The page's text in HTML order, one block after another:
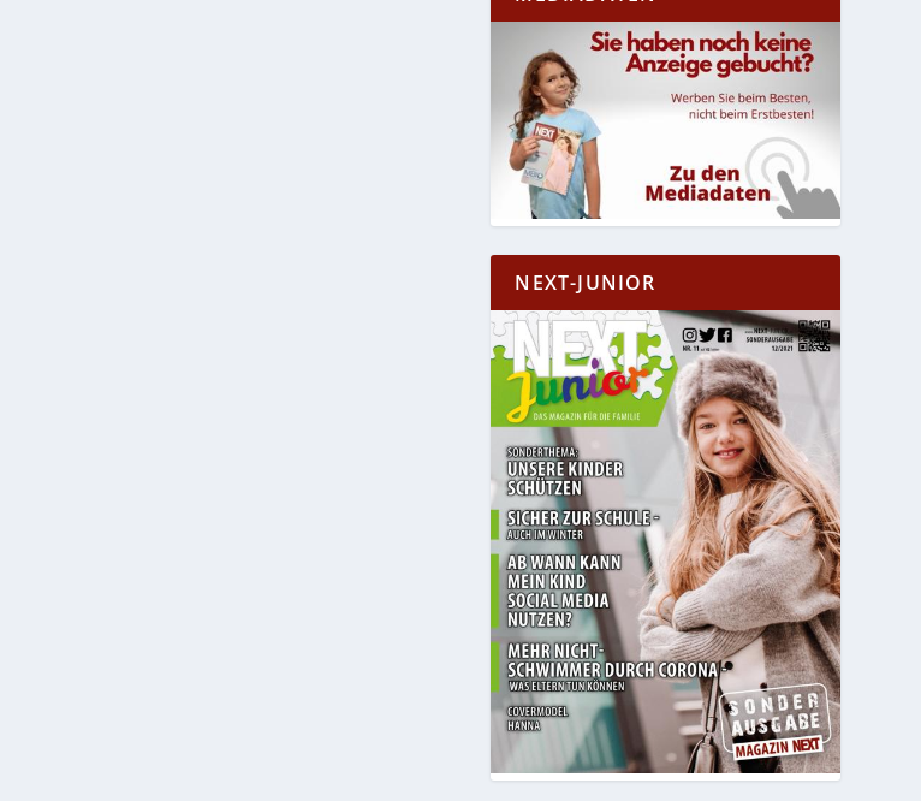
NEXT-JUNIOR